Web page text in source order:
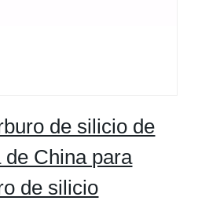
de silicio de
China para
de silicio